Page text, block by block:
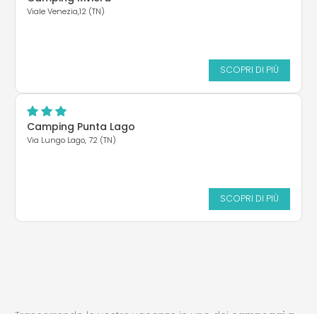
Viale Venezia,12 (TN)
SCOPRI DI PIÙ
Camping Punta Lago
Via Lungo Lago, 72 (TN)
SCOPRI DI PIÙ